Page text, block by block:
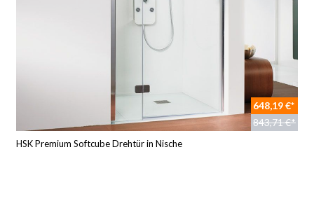
648,19 €*
843,71 €*
HSK Premium Softcube Drehtür in Nische